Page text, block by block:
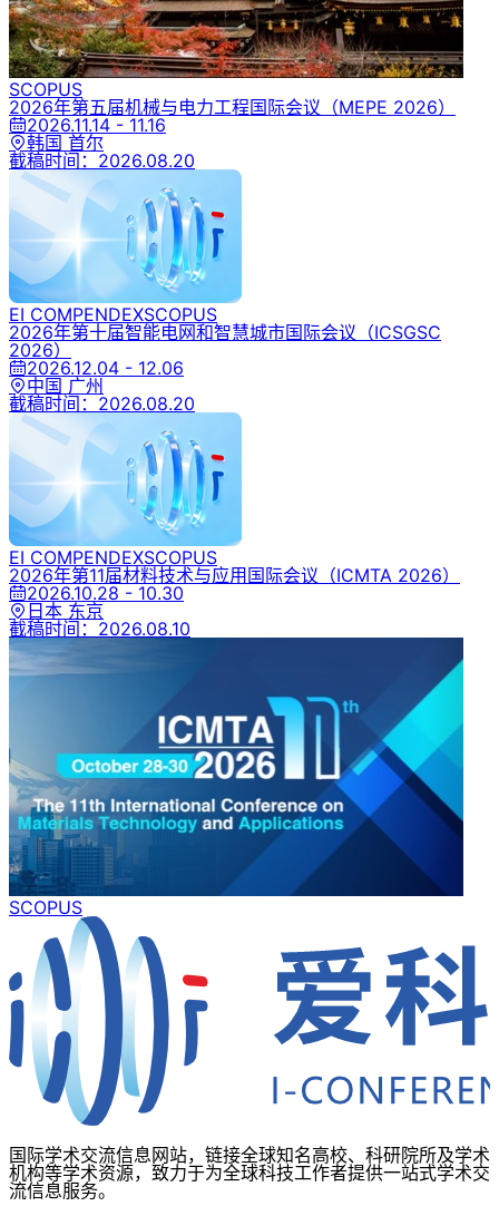
SCOPUS
2026年第五届机械与电力工程国际会议 （MEPE 2026）
2026.11.14 - 11.16
韩国 首尔
截稿时间： 2026.08.20
EI COMPENDEXSCOPUS
2026年第十届智能电网和智慧城市国际会议 （ICSGSC
2026）
2026.12.04 - 12.06
中国 广州
截稿时间： 2026.08.20
EI COMPENDEXSCOPUS
2026年第11届材料技术与应用国际会议 （ICMTA 2026）
2026.10.28 - 10.30
日本 东京
截稿时间： 2026.08.10
SCOPUS
国际学术交流信息网站，链接全球知名高校、科研院所及学术
机构等学术资源，致力于为全球科技工作者提供一站式学术交
流信息服务。